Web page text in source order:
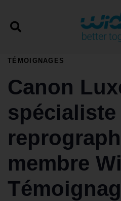
PUBLISHED
TÉMOIGNAGES
Canon
spécialiste
membre
Author
Published